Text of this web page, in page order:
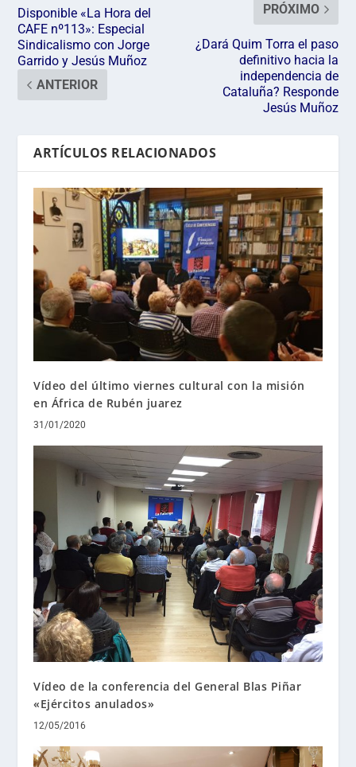
Disponible «La Hora del
CAFE nº113»: Especial
Sindicalismo con Jorge
Garrido y Jesús Muñoz
ANTERIOR
PRÓXIMO
¿Dará Quim Torra el paso
definitivo hacia la
independencia de
Cataluña? Responde
Jesús Muñoz
ARTÍCULOS RELACIONADOS
Vídeo del último viernes cultural con la misión
en África de Rubén juarez
31/01/2020
Vídeo de la conferencia del General Blas Piñar
«Ejércitos anulados»
12/05/2016